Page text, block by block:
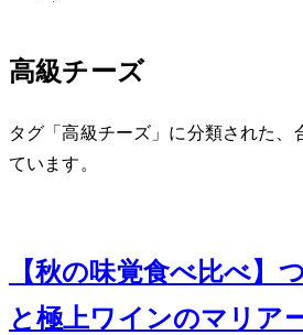
高級チーズ
タグ「高級チーズ」に分類された、
ています。
【秋の味覚食べ比べ】5
と極上ワインのマリア